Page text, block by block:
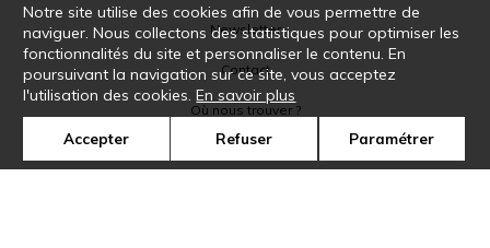
Newsletter
Contact
Où nous trouver ?
Notre site utilise des cookies afin de vous permettre de
naviguer. Nous collectons des statistiques pour optimiser les
fonctionnalités du site et personnaliser le contenu. En
poursuivant la navigation sur ce site, vous acceptez
l'utilisation des cookies.En savoir plus
Accepter Refuser Paramétrer